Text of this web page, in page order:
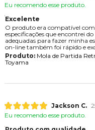
Eu recomendo esse produto.
Excelente
O produto era compatível
especificações que encontrei
adequadas para fazer minha
on-line também foi rápido e
Produto:Mola de Partida
Toyama
Jackson C.
Eu recomendo esse produto.